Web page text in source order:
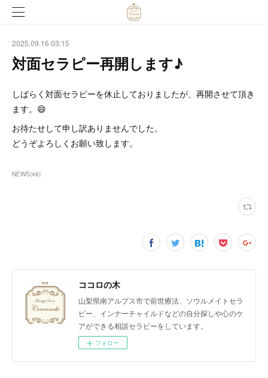
2025.09.16 03:15
対面セラピー再開します♪
しばらく対面セラピーを休止しておりましたが、再開させて頂き
ます。😄
お待たせして申し訳ありませんでした。
どうぞよろしくお願い致します。
NEWS(46)
ココロの木
山梨県南アルプス市で前世療法、ソウルメイトセラ
ピー、インナーチャイルドなどの自分探しや心のケ
アができる相談セラピーをしています。
フォロー